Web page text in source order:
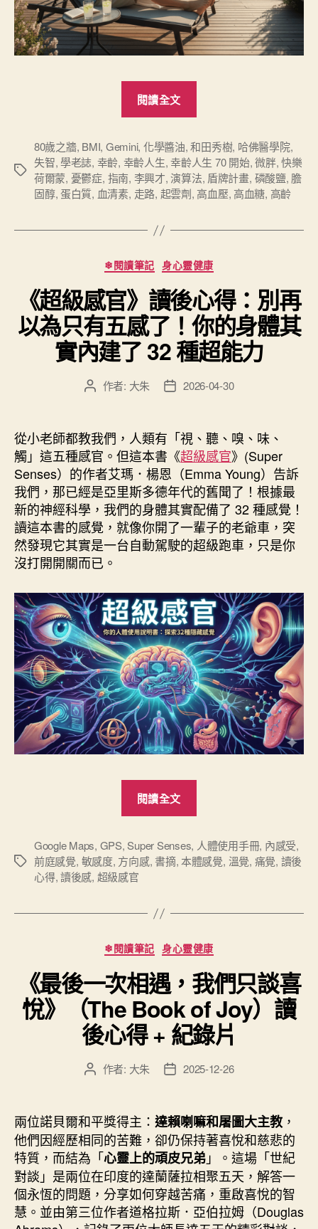
閱讀全文
人
生
70
開
黃
十
年
裡，
為
自
下
一
套
最
棒
的
生
指
南”
標
80歲之牆, BMI, Gemini, 化學醬油,和田秀樹, 哈佛醫學院,
失智,學老誌, 幸齡, 幸齡人生,幸齡人生 70 開始,微胖,快樂
荷爾蒙, 憂鬱症, 指南, 李興才,演算法, 盾牌計畫, 磷酸鹽, 膽
固醇,蛋白質, 血清素, 走路, 起雲劑, 高血壓, 高血糖, 高齡
分
類
❄閱讀筆記 身心靈健康
《超級感官》讀後心得：別再
以為只有五感了！你的身體其
實內建了 32 種超能力
文
者
作者: 大朱
文
佈
日
期
2026-04-30
從小老師都教我們，人類有「視、聽、嗅、味、
觸」這五種感官。但這本書《超級感官》(Super
Senses）的作者艾瑪．楊恩（Emma Young）告訴
我們，那已經是亞里斯多德年代的舊聞了！根據最
新的神經科學，我們的身體其實配備了 32 種感覺！
讀這本書的感覺，就像你開了一輩子的老爺車，突
然發現它其實是一台自動駕駛的超級跑車，只是你
沒打開開關而已。
閱讀全文
官》
讀
別
再
以
為
只
有
感
你
的
身
體
其
實
標
Google Maps, GPS,Super Senses, 人體使用手冊, 內感受,
前庭感覺, 敏感度, 方向感, 書摘,本體感覺, 溫覺, 痛覺, 讀後
心得,讀後感, 超級感官
分
類
❄閱讀筆記 身心靈健康
《最後一次相遇，我們只談喜
悅》（The Book of Joy）讀
後心得 + 紀錄片
文
者
作者: 大朱
文
佈
日
期
2025-12-26
兩位諾貝爾和平獎得主： 達賴喇嘛和屠圖大主教 ，
他們因經歷相同的苦難，卻仍保持著喜悅和慈悲的
特質，而結為「心靈上的頑皮兄弟」。這場「世紀
對談」是兩位在印度的達蘭薩拉相聚五天，解答一
個永恆的問題，分享如何穿越苦痛，重啟喜悅的智
慧。並由第三位作者道格拉斯．亞伯拉姆（Douglas